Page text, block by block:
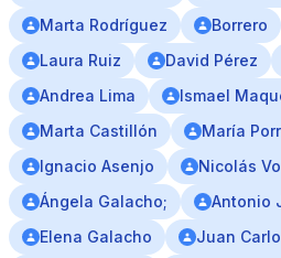
Marta Rodríguez
Borrero
Laura Ruiz
David Pérez
Andrea Lima
Ismael
Marta Castillón
María
Ignacio Asenjo
Nicolás
Ángela Galacho;
Antonio
Elena Galacho
Juan